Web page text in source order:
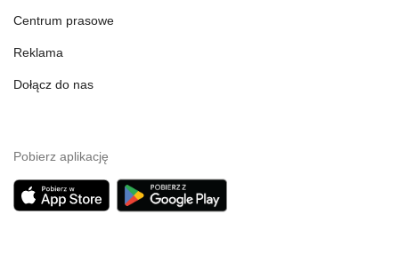
Centrum prasowe
Reklama
Dołącz do nas
Pobierz aplikację